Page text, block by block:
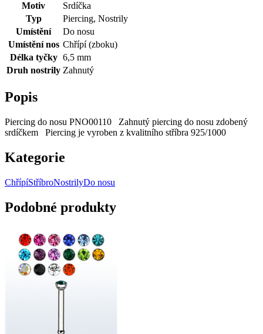
Motiv
Srdíčka
Typ
Piercing, Nostrily
Umístění
Do nosu
Umístění nos Chřípí (zboku)
Délka tyčky 6,5 mm
Druh nostrily Zahnutý
Popis
Piercing do nosu PNO00110 Zahnutý piercing do nosu zdobený
srdíčkem Piercing je vyroben z kvalitního stříbra 925/1000
Kategorie
ChřípíStříbroNostrilyDo nosu
Podobné produkty